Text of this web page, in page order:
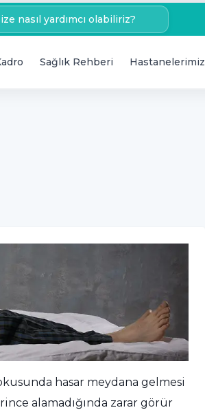
nasıl yardımcı olabiliriz?
Sağlık Rehberi Hastanelerimiz
hasar meydana gelmesi
alamadığında zarar görür